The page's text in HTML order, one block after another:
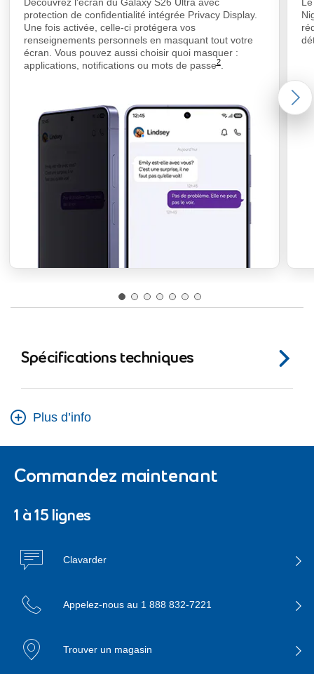
protection de confidentialité intégrée Privacy Display.
Une fois activée, celle-ci protégera vos
renseignements personnels en masquant tout votre
écran. Vous pouvez aussi choisir quoi masquer :
applications, notifications ou mots de passe2.
Spécifications techniques
Plus d’info
Commandez maintenant
1 à 15 lignes
Clavarder
Appelez-nous au 1 888 832-7221
Trouver un magasin